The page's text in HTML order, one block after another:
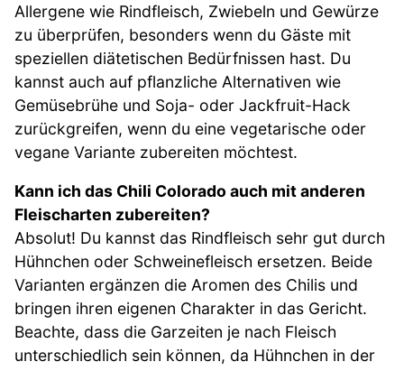
Allergene wie Rindfleisch, Zwiebeln und Gewürze
zu überprüfen, besonders wenn du Gäste mit
speziellen diätetischen Bedürfnissen hast. Du
kannst auch auf pflanzliche Alternativen wie
Gemüsebrühe und Soja- oder Jackfruit-Hack
zurückgreifen, wenn du eine vegetarische oder
vegane Variante zubereiten möchtest.
Kann ich das Chili Colorado auch mit anderen
Fleischarten zubereiten?
Absolut! Du kannst das Rindfleisch sehr gut durch
Hühnchen oder Schweinefleisch ersetzen. Beide
Varianten ergänzen die Aromen des Chilis und
bringen ihren eigenen Charakter in das Gericht.
Beachte, dass die Garzeiten je nach Fleisch
unterschiedlich sein können, da Hühnchen in der